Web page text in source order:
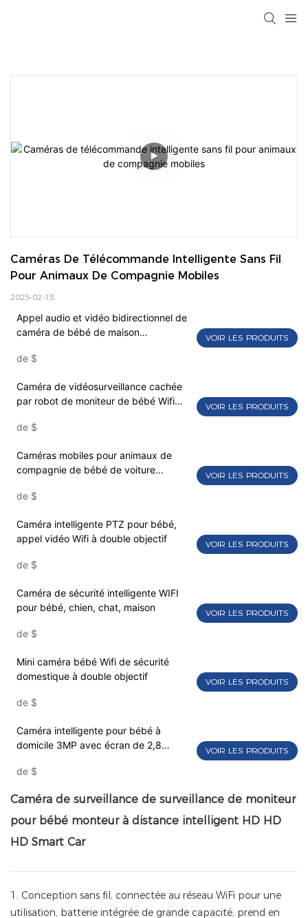
Caméras De Télécommande Intelligente Sans Fil
Pour Animaux De Compagnie Mobiles
2025-02-15
Appel audio et vidéo bidirectionnel de
caméra de bébé de maison
de $
VOIR LES PRODUITS
Caméra de vidéosurveillance cachée
par robot de moniteur de bébé Wifi
de $
VOIR LES PRODUITS
Caméras mobiles pour animaux de
compagnie de bébé de voiture
de $
VOIR LES PRODUITS
Caméra intelligente PTZ pour bébé,
appel vidéo Wifi à double objectif
de $
VOIR LES PRODUITS
Caméra de sécurité intelligente WIFI
pour bébé, chien, chat, maison
de $
VOIR LES PRODUITS
Mini caméra bébé Wifi de sécurité
domestique à double objectif
de $
VOIR LES PRODUITS
Caméra intelligente pour bébé à
domicile 3MP avec écran de 2,8
de $
VOIR LES PRODUITS
Caméra de surveillance de surveillance de moniteur
pour bébé monteur à distance intelligent HD HD
HD Smart Car
1. Conception sans fil, connectée au réseau WiFi pour une
utilisation, batterie intégrée de grande capacité, prend en